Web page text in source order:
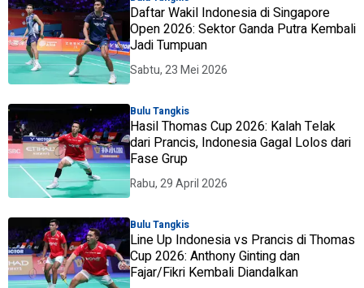
Daftar Wakil Indonesia di Singapore
Open 2026: Sektor Ganda Putra Kembali
Jadi Tumpuan
Sabtu, 23 Mei 2026
Bulu Tangkis
Hasil Thomas Cup 2026: Kalah Telak
dari Prancis, Indonesia Gagal Lolos dari
Fase Grup
Rabu, 29 April 2026
Bulu Tangkis
Line Up Indonesia vs Prancis di Thomas
Cup 2026: Anthony Ginting dan
Fajar/Fikri Kembali Diandalkan